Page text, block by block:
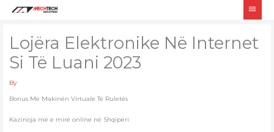
Main
Lojëra Elektronike Në Internet
Si Të Luani 2023
By
Bonus Me Makinën Virtuale Të Ruletës
Kazinoja më e mirë online në Shqipëri